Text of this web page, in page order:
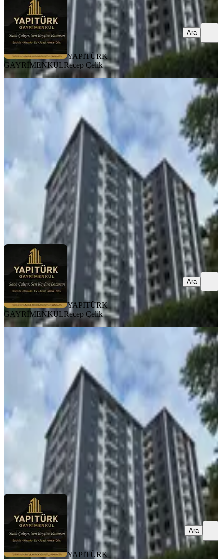
YAPITÜRK
GAYRİMENKULRecep Çelik
Ara
Yapıtürk Gayrimenkul’den Kale
Mahallesi 2 Blok'lu Projede 5. Kat
3+1 126 M² Satılık Daire
Merkez, Kale Mahallesi
3+1
126 m² ·5. Kat
5.750.000 ₺
YAPITÜRK GAYRİMENKULRecep Çelik
YAPITÜRK
GAYRİMENKULRecep Çelik
Ara
Yapıtürk Gayrimenkul’den Kale
Mahallesi Arka Blok 7. Kat Satılık
126 M² 3+1 Daire
Merkez, Kale Mahallesi
3+1
· 7. Kat
6.250.000 ₺
YAPITÜRK GAYRİMENKULLevent KÖSEOĞLU
YAPITÜRK
Ara